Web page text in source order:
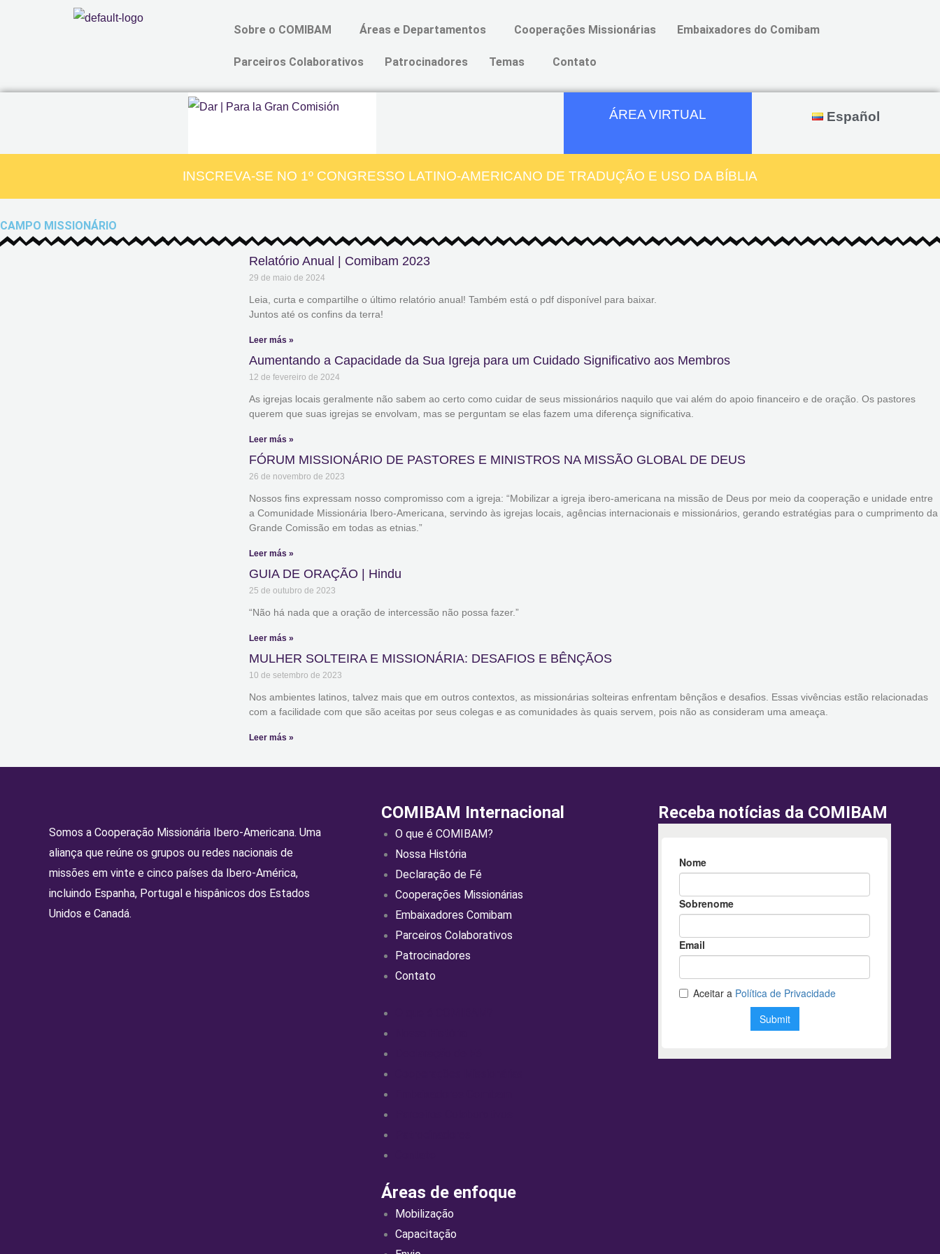
Sobre o COMIBAM Áreas e Departamentos Cooperações Missionárias Embaixadores do Comibam
Parceiros Colaborativos Patrocinadores Temas Contato
ÁREA VIRTUAL Español
INSCREVA-SE NO 1º CONGRESSO LATINO-AMERICANO DE TRADUÇÃO E USO DA BÍBLIA
CAMPO MISSIONÁRIO
Relatório Anual | Comibam 2023
29 de maio de 2024
Leia, curta e compartilhe o último relatório anual! Também está o pdf disponível para baixar.
Juntos até os confins da terra!
Leer más »
Aumentando a Capacidade da Sua Igreja para um Cuidado Significativo aos Membros
12 de fevereiro de 2024
As igrejas locais geralmente não sabem ao certo como cuidar de seus missionários naquilo que vai além do apoio financeiro e de oração. Os pastores
querem que suas igrejas se envolvam, mas se perguntam se elas fazem uma diferença significativa.
Leer más »
FÓRUM MISSIONÁRIO DE PASTORES E MINISTROS NA MISSÃO GLOBAL DE DEUS
26 de novembro de 2023
Nossos fins expressam nosso compromisso com a igreja: “Mobilizar a igreja ibero-americana na missão de Deus por meio da cooperação e unidade entre
a Comunidade Missionária Ibero-Americana, servindo às igrejas locais, agências internacionais e missionários, gerando estratégias para o cumprimento da
Grande Comissão em todas as etnias.”
Leer más »
GUIA DE ORAÇÃO | Hindu
25 de outubro de 2023
“Não há nada que a oração de intercessão não possa fazer.”
Leer más »
MULHER SOLTEIRA E MISSIONÁRIA: DESAFIOS E BÊNÇÃOS
10 de setembro de 2023
Nos ambientes latinos, talvez mais que em outros contextos, as missionárias solteiras enfrentam bênçãos e desafios. Essas vivências estão relacionadas
com a facilidade com que são aceitas por seus colegas e as comunidades às quais servem, pois não as consideram uma ameaça.
Leer más »
Somos a Cooperação Missionária Ibero-Americana. Uma
aliança que reúne os grupos ou redes nacionais de
missões em vinte e cinco países da Ibero-América,
incluindo Espanha, Portugal e hispânicos dos Estados
Unidos e Canadá.
COMIBAM Internacional
O que é COMIBAM?
Nossa História
Declaração de Fé
Cooperações Missionárias
Embaixadores Comibam
Parceiros Colaborativos
Patrocinadores
Contato
Áreas de enfoque
Mobilização
Capacitação
Receba notícias da COMIBAM